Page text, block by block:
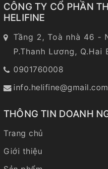
CÔNG TY CỔ PHẦN
HELIFINE
Tầng 2, Toà nhà 46 -
P.Thanh Lương, Q.Hai
0901760008
info.helifine@gmail.com
THÔNG TIN DOANH
Trang chủ
Giới thiệu